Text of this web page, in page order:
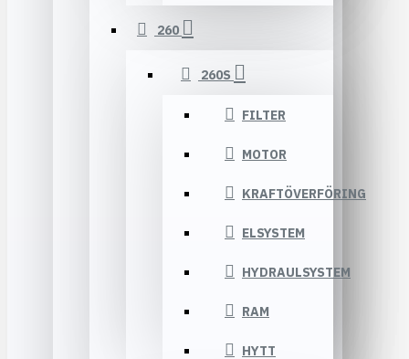
260
260S
FILTER
MOTOR
KRAFTÖVERFÖRING
ELSYSTEM
HYDRAULSYSTEM
RAM
HYTT